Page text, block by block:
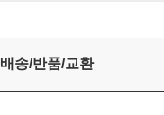
배송/반품/교환